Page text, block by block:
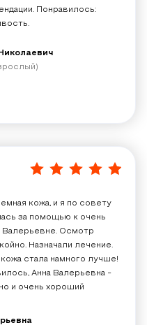
Понравилось:
5/5
кожа, и я по совету
за помощью к очень
Валерьевне. Осмотр
Назначали лечение.
стала намного лучше!
Анна Валерьевна -
и очень хороший